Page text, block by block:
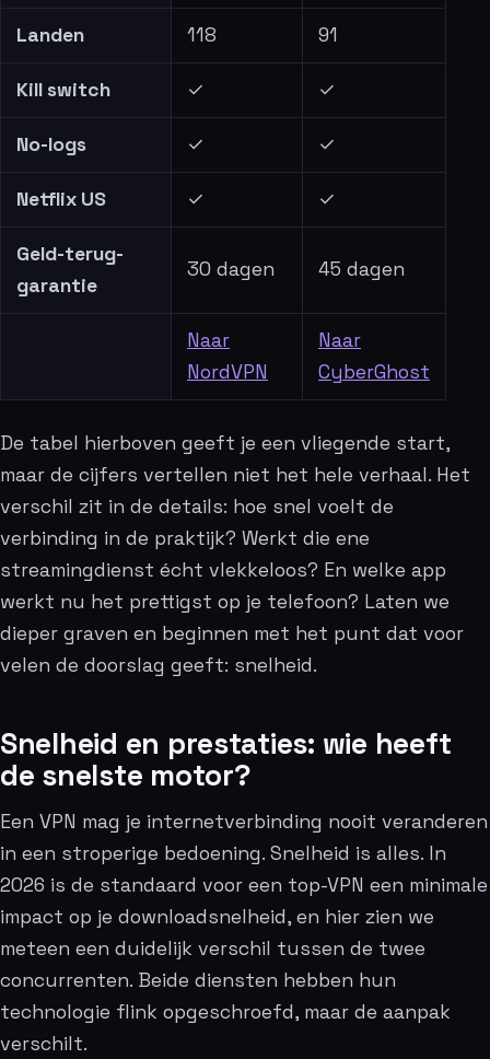
Landen 118 91
Kill switch ✓ ✓
No-logs ✓ ✓
Netflix US ✓ ✓
Geld-terug-
garantie
30 dagen 45 dagen
Naar
NordVPN
Naar
CyberGhost
De tabel hierboven geeft je een vliegende start,
maar de cijfers vertellen niet het hele verhaal. Het
verschil zit in de details: hoe snel voelt de
verbinding in de praktijk? Werkt die ene
streamingdienst écht vlekkeloos? En welke app
werkt nu het prettigst op je telefoon? Laten we
dieper graven en beginnen met het punt dat voor
velen de doorslag geeft: snelheid.
Snelheid en prestaties: wie heeft
de snelste motor?
Een VPN mag je internetverbinding nooit veranderen
in een stroperige bedoening. Snelheid is alles. In
2026 is de standaard voor een top-VPN een minimale
impact op je downloadsnelheid, en hier zien we
meteen een duidelijk verschil tussen de twee
concurrenten. Beide diensten hebben hun
technologie flink opgeschroefd, maar de aanpak
verschilt.